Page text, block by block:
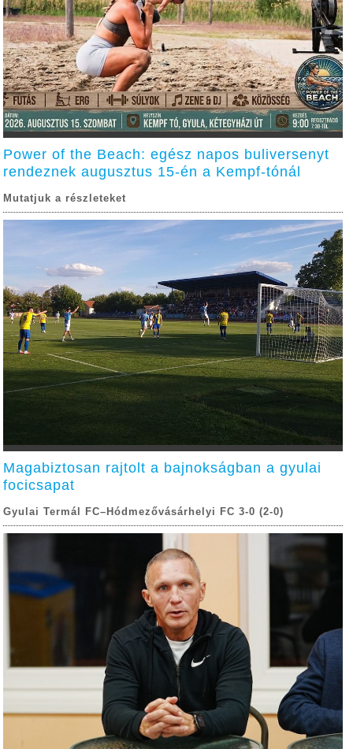
Power of the Beach: egész napos buliversenyt
rendeznek augusztus 15-én a Kempf-tónál
Mutatjuk a részleteket
Magabiztosan rajtolt a bajnokságban a gyulai
focicsapat
Gyulai Termál FC–Hódmezővásárhelyi FC 3-0 (2-0)